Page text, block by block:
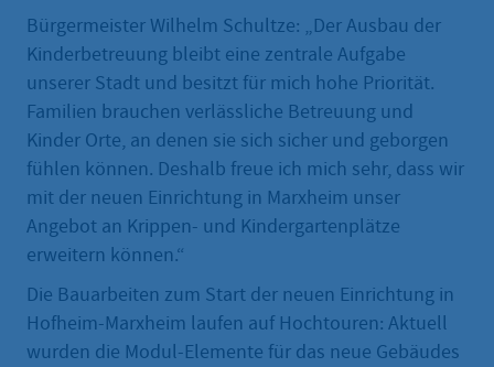
Bürgermeister Wilhelm Schultze: „Der Ausbau der
Kinderbetreuung bleibt eine zentrale Aufgabe
unserer Stadt und besitzt für mich hohe Priorität.
Familien brauchen verlässliche Betreuung und
Kinder Orte, an denen sie sich sicher und geborgen
fühlen können. Deshalb freue ich mich sehr, dass wir
mit der neuen Einrichtung in Marxheim unser
Angebot an Krippen- und Kindergartenplätze
erweitern können.“
Die Bauarbeiten zum Start der neuen Einrichtung in
Hofheim-Marxheim laufen auf Hochtouren: Aktuell
wurden die Modul-Elemente für das neue Gebäudes